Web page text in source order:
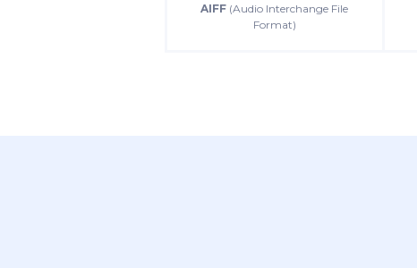
AIFF (Audio Interchange File
Format)